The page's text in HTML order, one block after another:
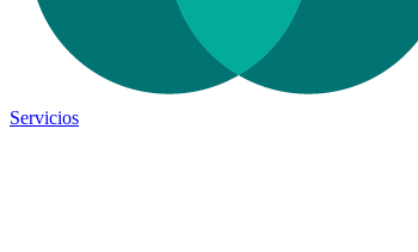
Servicios